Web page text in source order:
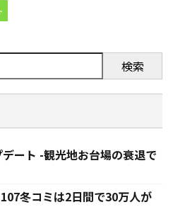
検索
ート -観光地お台場の衰退で
冬コミは2日間で30万人が